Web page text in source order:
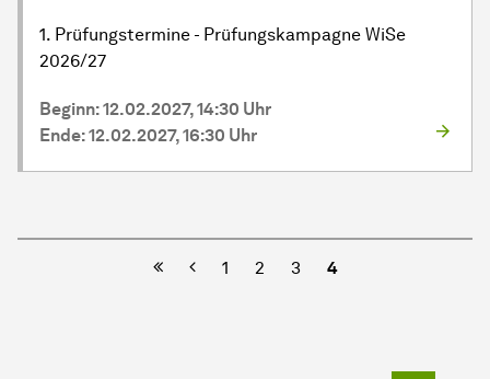
1. Prüfungstermine - Prüfungskampagne WiSe
2026/27
Beginn: 12.02.2027, 14:30 Uhr
Ende: 12.02.2027, 16:30 Uhr
Vorherige
1 2 3 4